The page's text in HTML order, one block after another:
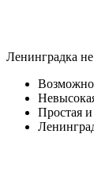
Ленинградка
Простая